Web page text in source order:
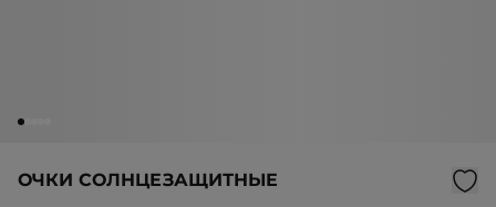
ОЧКИ СОЛНЦЕЗАЩИТНЫЕ